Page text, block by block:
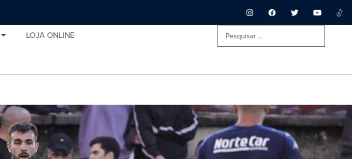
LOJA ONLINE